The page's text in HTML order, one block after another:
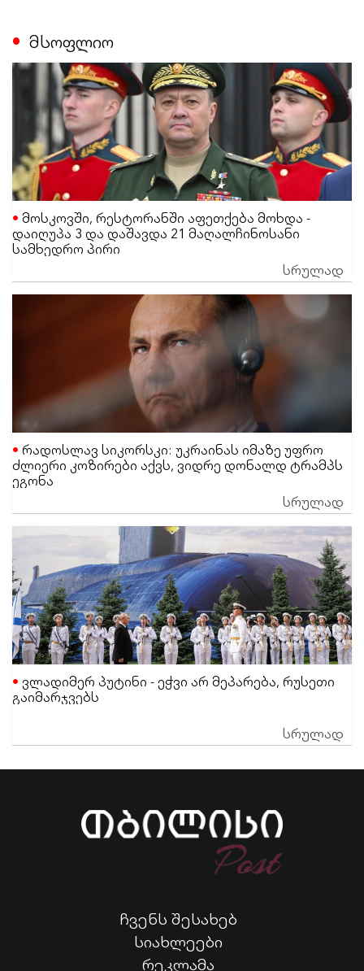
მსოფლიო
მოსკოვში, რესტორანში აფეთქება მოხდა -
დაიღუპა 3 და დაშავდა 21 მაღალჩინოსანი
სამხედრო პირი
სრულად
რადოსლავ სიკორსკი: უკრაინას იმაზე უფრო
ძლიერი კოზირები აქვს, ვიდრე დონალდ ტრამპს
ეგონა
სრულად
ვლადიმერ პუტინი - ეჭვი არ მეპარება, რუსეთი
გაიმარჯვებს
სრულად
ჩვენს შესახებ
სიახლეები
რეკლამა